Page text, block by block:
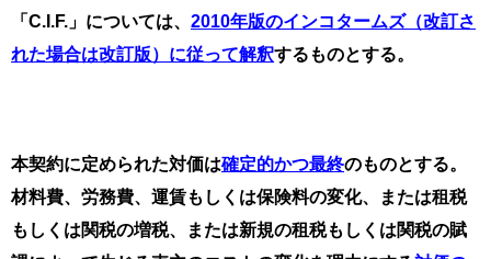
「 C.I.F. 」については、 2010年版のインコタームズ（改訂さ
れた場合は改訂版）に従って解釈するものとする。
本契約に定められた対価は確定的かつ最終のものとする。
材料費、労務費、運賃もしくは保険料の変化、または租税
もしくは関税の増税、または新規の租税もしくは関税の賦